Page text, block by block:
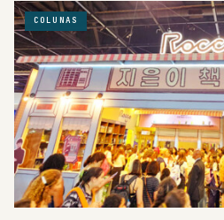
COLUNAS